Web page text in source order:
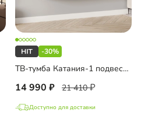
до
-30%
ТВ-тумба Катания-1 подвесная
14 990 21 410
Доступно для доставки